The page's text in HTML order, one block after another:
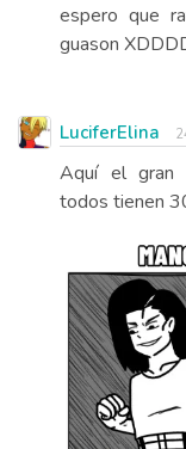
espero que
guason
LuciferElina
Aquí el gran
todos tienen